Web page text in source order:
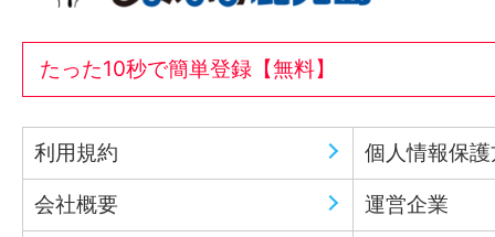
たった10秒で簡単登録【無料】
利用規約 個人情報保
会社概要 運営企業